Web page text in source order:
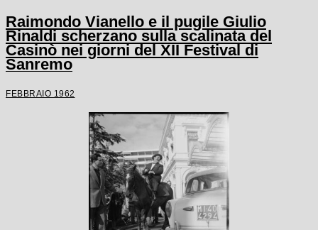
Raimondo Vianello e il pugile Giulio
Rinaldi scherzano sulla scalinata del
Casinò nei giorni del XII Festival di
Sanremo
FEBBRAIO 1962